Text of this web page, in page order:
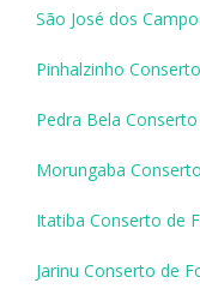
São José dos
Pinhalzinho
Pedra Bela
Morungaba
Itatiba Conserto de
Jarinu Conserto de